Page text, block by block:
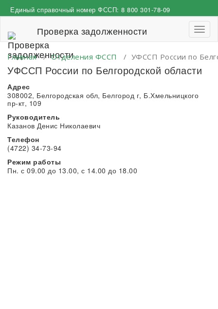
к
Единый справочный номер ФССП: 8 800 301-78-09
Проверка задолженности
Главная/Отделения ФССП / УФССП России по
УФССП России по Белгородской области
Адрес
308002, Белгородская обл, Белгород г, Б.Хмельницкого
пр-кт, 109
Руководитель
Казанов Денис Николаевич
Телефон
(4722) 34-73-94
Режим работы
Пн. с 09.00 до 13.00, с 14.00 до 18.00